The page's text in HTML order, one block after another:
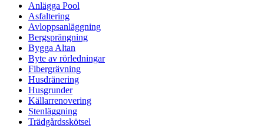
Anlägga Pool
Asfaltering
Avloppsanläggning
Bergsprängning
Bygga Altan
Byte av rörledningar
Fibergrävning
Husdränering
Husgrunder
Källarrenovering
Stenläggning
Trädgårdsskötsel